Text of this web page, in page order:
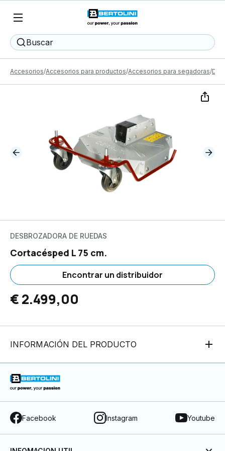
Buscar
Accesorios Accesorios para productos Accesorios para segadoras
DESBROZADORA DE RUEDAS
Cortacésped L 75 cm.
Encontrar un distribuidor
€ 2.499,00
INFORMACIÓN DEL PRODUCTO
Facebook Instagram Youtube